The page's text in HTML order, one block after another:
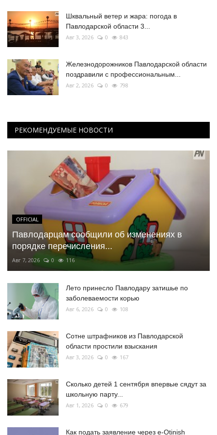
Шквальный ветер и жара: погода в
Павлодарской области 3...
Авг 3, 2026 0 843
Железнодорожников Павлодарской области
поздравили с профессиональным...
Авг 2, 2026 0 798
РЕКОМЕНДУЕМЫЕ НОВОСТИ
OFFICIAL
Павлодарцам сообщили об изменениях в
порядке перечисления...
Авг 7, 2026 0 116
Лето принесло Павлодару затишье по
заболеваемости корью
Авг 6, 2026 0 108
Сотне штрафников из Павлодарской
области простили взыскания
Авг 3, 2026 0 167
Сколько детей 1 сентября впервые сядут за
школьную парту...
Авг 1, 2026 0 679
Как подать заявление через e-Otinish